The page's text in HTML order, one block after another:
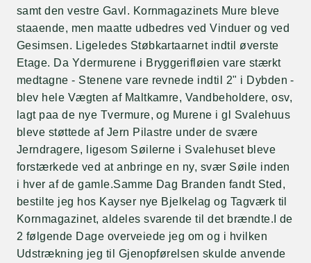
samt den vestre Gavl. Kornmagazinets Mure bleve
staaende, men maatte udbedres ved Vinduer og ved
Gesimsen. Ligeledes Støbkartaarnet indtil øverste
Etage. Da Ydermurene i Bryggerifløien vare stærkt
medtagne - Stenene vare revnede indtil 2" i Dybden -
blev hele Vægten af Maltkamre, Vandbeholdere, osv,
lagt paa de nye Tvermure, og Murene i gl Svalehuus
bleve støttede af Jern Pilastre under de svære
Jerndragere, ligesom Søilerne i Svalehuset bleve
forstærkede ved at anbringe en ny, svær Søile inden
i hver af de gamle.Samme Dag Branden fandt Sted,
bestilte jeg hos Kayser nye Bjelkelag og Tagværk til
Kornmagazinet, aldeles svarende til det brændte.I de
2 følgende Dage overveiede jeg om og i hvilken
Udstrækning jeg til Gjenopførelsen skulde anvende